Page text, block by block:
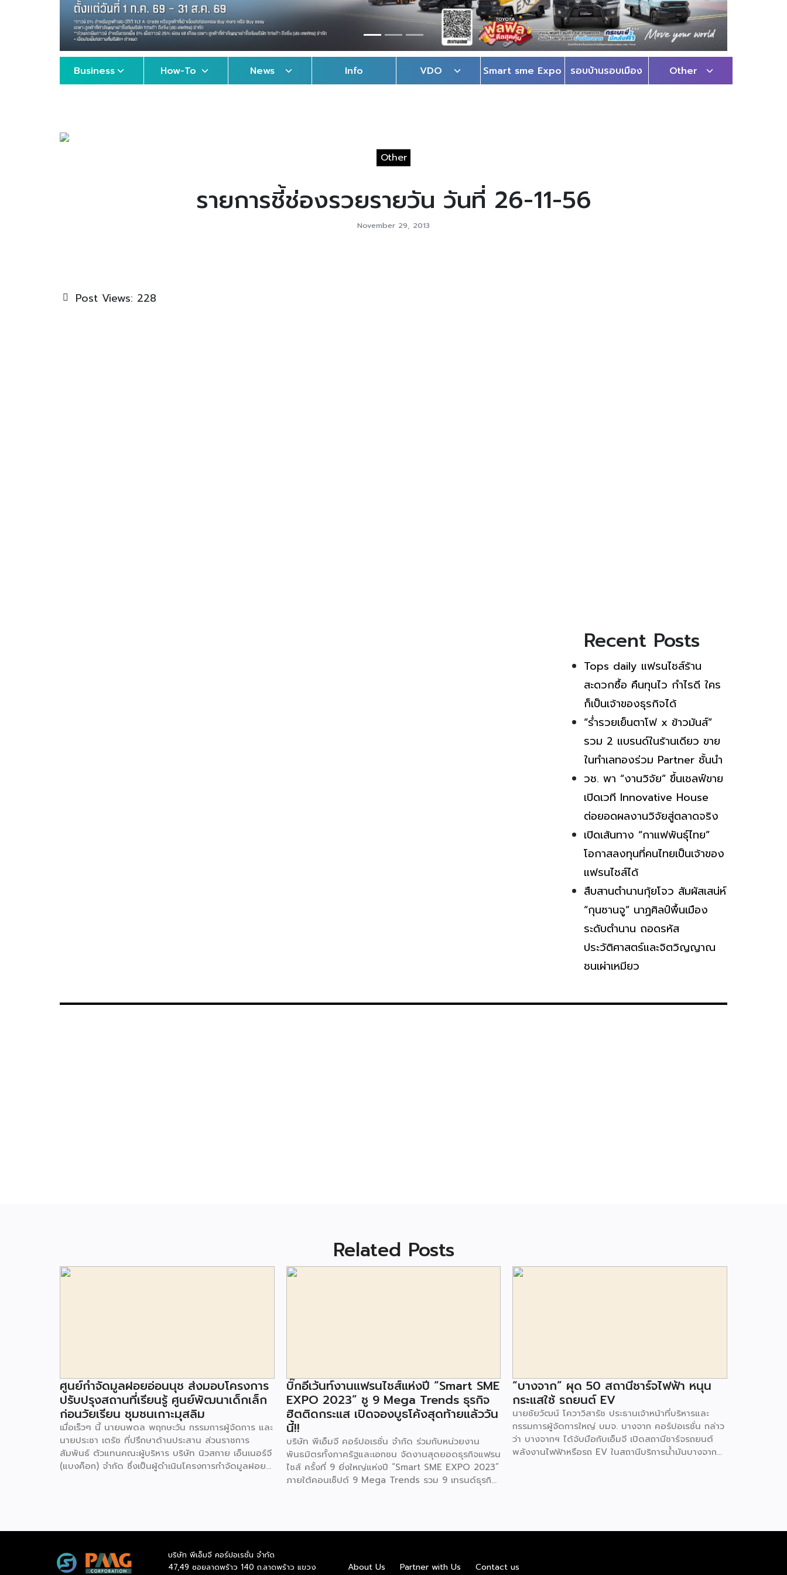
Business How-To News Info VDO Smart sme Expo รอบบ้านรอบเมือง Other
Other
รายการชี้ช่องรวยรายวัน วันที่ 26-11-56
November 29, 2013
Post Views: 228
Recent Posts
Tops daily แฟรนไชส์ร้าน
สะดวกซื้อ คืนทุนไว กำไรดี ใคร
ก็เป็นเจ้าของธุรกิจได้
“ร่ำรวยเย็นตาโฟ x ข้าวมันส์”
รวม 2 แบรนด์ในร้านเดียว ขาย
ในทำเลทองร่วม Partner ชั้นนำ
วช. พา “งานวิจัย” ขึ้นเชลฟ์ขาย
เปิดเวที Innovative House
ต่อยอดผลงานวิจัยสู่ตลาดจริง
เปิดเส้นทาง “กาแฟพันธุ์ไทย”
โอกาสลงทุนที่คนไทยเป็นเจ้าของ
แฟรนไชส์ได้
สืบสานตำนานกุ้ยโจว สัมผัสเสน่ห์
“กุนซานจู” นาฏศิลป์พื้นเมือง
ระดับตำนาน ถอดรหัส
ประวัติศาสตร์และจิตวิญญาณ
ชนเผ่าเหมียว
Related Posts
ศูนย์กำจัดมูลฝอยอ่อนนุช ส่งมอบโครงการ
ปรับปรุงสถานที่เรียนรู้ ศูนย์พัฒนาเด็กเล็ก
ก่อนวัยเรียน ชุมชนเกาะมุสลิม
เมื่อเร็วๆ นี้ นายนพดล พฤกษะวัน กรรมการผู้จัดการ และ
นายประชา เตรัช ที่ปรึกษาด้านประสาน ส่วนราชการ
สัมพันธ์ ตัวแทนคณะผู้บริหาร บริษัท นิวสกาย เอ็นเนอร์จี
(แบงค็อก) จํากัด ซึ่งเป็นผู้ดำเนินโครงการกำจัดมูลฝอย
ประเวศ เขตประเวศ กรุงเทพมหานคร ทั้งนี้โครงการ
ชุมชนเกาะมุสลิม ตั้งอยู่ในซอยอ่อนนุช 86 ดำเนินการขึ้น
เพื่อเพิ่มพื้นที่การเรียนรู้เพิ่มเติมนอกห้องเรียน และใช้เป็น
บิ๊กอีเว้นท์งานแฟรนไชส์แห่งปี “Smart SME
EXPO 2023” ชู 9 Mega Trends ธุรกิจ
ฮิตติดกระแส เปิดจองบูธโค้งสุดท้ายแล้ววัน
นี้!!
บริษัท พีเอ็มจี คอร์ปอเรชั่น จำกัด ร่วมกับหน่วยงาน
พันธมิตรทั้งภาครัฐและเอกชน จัดงานสุดยอดธุรกิจแฟรน
ไชส์ ครั้งที่ 9 ยิ่งใหญ่แห่งปี “Smart SME EXPO 2023”
ภายใต้คอนเซ็ปต์ 9 Mega Trends รวม 9 เทรนด์ธุรกิจ
Health & Wellness Trends, E-Commerce
ระดับร่วม 250 บูธ ในงบลงทุนเริ่มต้นหลักพัน หลักหมื่น
“บางจาก” ผุด 50 สถานีชาร์จไฟฟ้า หนุน
กระแสใช้ รถยนต์ EV
นายชัยวัฒน์ โควาวิสารัช ประธานเจ้าหน้าที่บริหารและ
กรรมการผู้จัดการใหญ่ บมจ. บางจาก คอร์ปอเรชั่น กล่าว
ว่า บางจากฯ ได้จับมือกับเอ็มจี เปิดสถานีชาร์จรถยนต์
พลังงานไฟฟ้าหรือรถ EV ในสถานีบริการน้ำมันบางจาก
จะทำให้สถานีบริการน้ำมันบางจากมีสถานีชาร์จรถ EV ทั้ง
พลังงานไฟฟ้า เพื่อรองรับการเติบโตของตลาดรถยนต์
บริษัท พีเอ็มจี คอร์ปอเรชั่น จำกัด
47,49 ซอยลาดพร้าว 140 ถ.ลาดพร้าว แขวง
About Us Partner with Us Contact us